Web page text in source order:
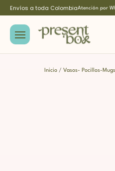
Envíos a toda ColombiaAtención por
Inicio / Vasos- Pocillos-Mugs